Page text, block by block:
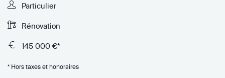
Particulier
Rénovation
145 000 €*
* Hors taxes et honoraires